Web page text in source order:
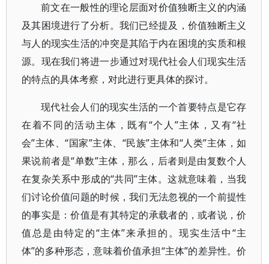
前文在一般性的理论层面对价值独断主义的内涵
及其困境进行了分析。我们已经提及，价值独断主义
与人的现实生活的冲突是其陷于内在困境的实质和根
源。现在我们将进一步通过对现代社会人们现实生活
的特点的具体考察，对此进行更具体的探讨。
现代社会人们的现实生活的一个首要特点是它存
在着不同的活动主体，既有“个人”主体，又有“社
会”主体、“国家”主体、“民族”主体和“人类”主体，如
果说前者是“单数”主体，那么，后者则是由复数个人
在复杂关系中形成的“共同”主体。这就意味着，当我
们讨论价值问题的时候，我们无法忽视的一个前提性
的事实是：价值是有其特定的承载者的，或者说，价
值总是由特定的“主体”来承担的。现实生活中“主
体”的多种形态，意味着价值承担“主体”的差异性。价